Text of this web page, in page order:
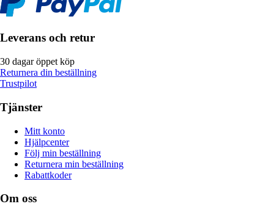
Leverans och retur
30 dagar öppet köp
Returnera din beställning
Trustpilot
Tjänster
Mitt konto
Hjälpcenter
Följ min beställning
Returnera min beställning
Rabattkoder
Om oss